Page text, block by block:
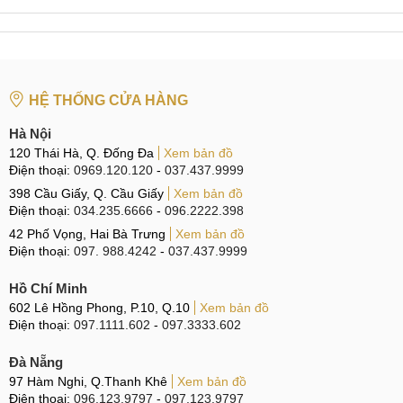
Cam kết thay Pin OPPO A3x Uy tín
bạn sẽ có được sự an tâm tuyệt đối bởi dịch vụ của chúng
Linh kiện Zin 100%
Linh kiện Zin 100%
Chất lượng linh kiện sẽ ảnh hưởng lớn đến hiệu quả sửa
MobileCity Care luôn chú trọng đặc biệt trong các khâu kiểm
duyệt chất lượng đầu vào, đảm bảo linh kiện sử dụng có
chất lượng tốt nhất, đảm bảo nguồn gốc rõ ràng.
Linh kiện Zin 100%
100% là linh kiện mới, còn nguyên Zin, cam kết không sử
HỆ THỐNG CỬA HÀNG
Hà Nội
120 Thái Hà, Q. Đống Đa
Xem bản đồ
Điện thoại: 0969.120.120 - 037.437.9999
398 Cầu Giấy, Q. Cầu Giấy
Xem bản đồ
Điện thoại: 034.235.6666 - 096.2222.398
42 Phố Vọng, Hai Bà Trưng
Xem bản đồ
Điện thoại: 097. 988.4242 - 037.437.9999
Hồ Chí Minh
602 Lê Hồng Phong, P.10, Q.10
Xem bản đồ
Điện thoại: 097.1111.602 - 097.3333.602
Đà Nẵng
97 Hàm Nghi, Q.Thanh Khê
Xem bản đồ
Điện thoại: 096.123.9797 - 097.123.9797